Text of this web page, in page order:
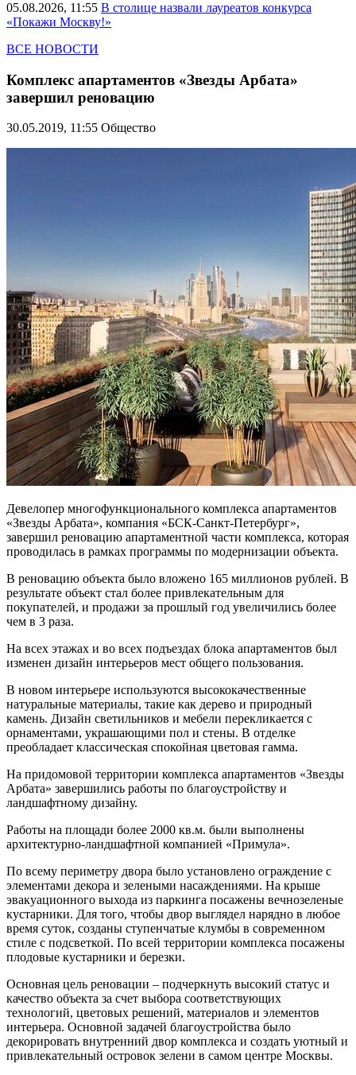
05.08.2026, 11:55 В столице назвали лауреатов конкурса
«Покажи Москву!»
ВСЕ НОВОСТИ
Комплекс апартаментов «Звезды Арбата»
завершил реновацию
30.05.2019, 11:55 Общество
Девелопер многофункционального комплекса апартаментов
«Звезды Арбата», компания «БСК-Санкт-Петербург»,
завершил реновацию апартаментной части комплекса, которая
проводилась в рамках программы по модернизации объекта.
В реновацию объекта было вложено 165 миллионов рублей. В
результате объект стал более привлекательным для
покупателей, и продажи за прошлый год увеличились более
чем в 3 раза.
На всех этажах и во всех подъездах блока апартаментов был
изменен дизайн интерьеров мест общего пользования.
В новом интерьере используются высококачественные
натуральные материалы, такие как дерево и природный
камень. Дизайн светильников и мебели перекликается с
орнаментами, украшающими пол и стены. В отделке
преобладает классическая спокойная цветовая гамма.
На придомовой территории комплекса апартаментов «Звезды
Арбата» завершились работы по благоустройству и
ландшафтному дизайну.
Работы на площади более 2000 кв.м. были выполнены
архитектурно-ландшафтной компанией «Примула».
По всему периметру двора было установлено ограждение с
элементами декора и зелеными насаждениями. На крыше
эвакуационного выхода из паркинга посажены вечнозеленые
кустарники. Для того, чтобы двор выглядел нарядно в любое
время суток, созданы ступенчатые клумбы в современном
стиле с подсветкой. По всей территории комплекса посажены
плодовые кустарники и березки.
Основная цель реновации – подчеркнуть высокий статус и
качество объекта за счет выбора соответствующих
технологий, цветовых решений, материалов и элементов
интерьера. Основной задачей благоустройства было
декорировать внутренний двор комплекса и создать уютный и
привлекательный островок зелени в самом центре Москвы.